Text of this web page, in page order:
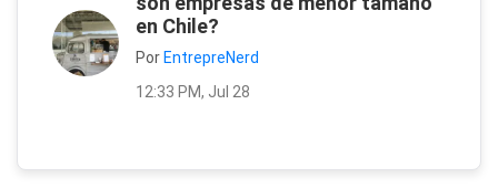
en Chile?
Por EntrepreNerd
12:33 PM, Jul 28